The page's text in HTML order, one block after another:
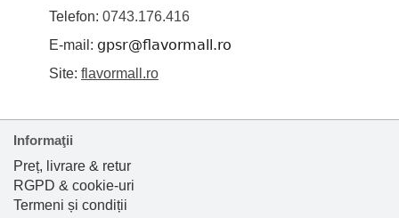
Telefon: 0743.176.416
E-mail:
Site: flavormall.ro
Informaţii
Preț, livrare & retur
RGPD & cookie-uri
Termeni și condiții